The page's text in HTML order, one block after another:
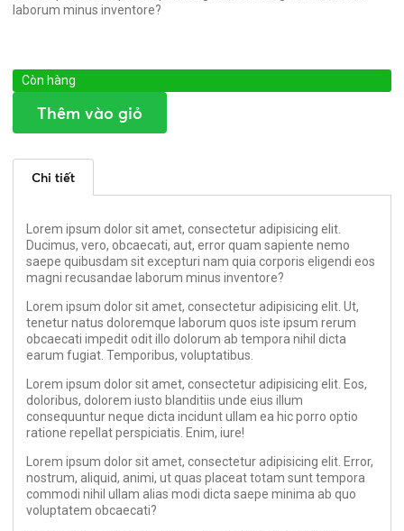
laborum minus inventore?
Còn hàng
Thêm vào giỏ
Chi tiết
Lorem ipsum dolor sit amet, consectetur adipisicing elit.
Ducimus, vero, obcaecati, aut, error quam sapiente nemo
saepe quibusdam sit excepturi nam quia corporis eligendi eos
magni recusandae laborum minus inventore?
Lorem ipsum dolor sit amet, consectetur adipisicing elit. Ut,
tenetur natus doloremque laborum quos iste ipsum rerum
obcaecati impedit odit illo dolorum ab tempora nihil dicta
earum fugiat. Temporibus, voluptatibus.
Lorem ipsum dolor sit amet, consectetur adipisicing elit. Eos,
doloribus, dolorem iusto blanditiis unde eius illum
consequuntur neque dicta incidunt ullam ea hic porro optio
ratione repellat perspiciatis. Enim, iure!
Lorem ipsum dolor sit amet, consectetur adipisicing elit. Error,
nostrum, aliquid, animi, ut quas placeat totam sunt tempora
commodi nihil ullam alias modi dicta saepe minima ab quo
voluptatem obcaecati?